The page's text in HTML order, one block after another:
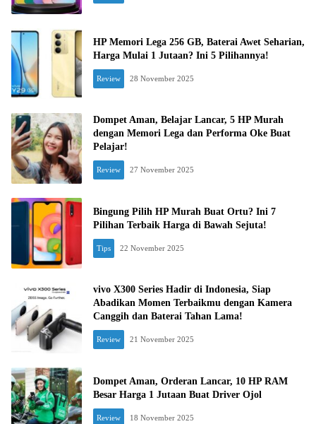
HP Memori Lega 256 GB, Baterai Awet Seharian,
Harga Mulai 1 Jutaan? Ini 5 Pilihannya!
Review 28 November 2025
Dompet Aman, Belajar Lancar, 5 HP Murah
dengan Memori Lega dan Performa Oke Buat
Pelajar!
Review 27 November 2025
Bingung Pilih HP Murah Buat Ortu? Ini 7
Pilihan Terbaik Harga di Bawah Sejuta!
Tips 22 November 2025
vivo X300 Series Hadir di Indonesia, Siap
Abadikan Momen Terbaikmu dengan Kamera
Canggih dan Baterai Tahan Lama!
Review 21 November 2025
Dompet Aman, Orderan Lancar, 10 HP RAM
Besar Harga 1 Jutaan Buat Driver Ojol
Review 18 November 2025